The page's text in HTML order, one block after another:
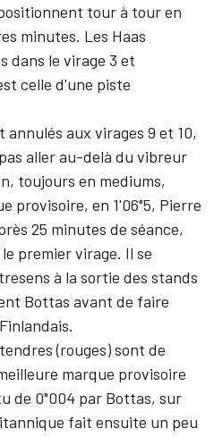
tour à tour en
minutes. Les Haas
dans le virage 3 et
celle d'une piste
aux virages 9 et 10,
aller au-delà du vibreur
toujours en mediums,
provisoire, en 1'06"5, Pierre
25 minutes de séance,
premier virage. Il se
à la sortie des stands
Bottas avant de faire
(rouges) sont de
marque provisoire
de 0"004 par Bottas, sur
fait ensuite un peu